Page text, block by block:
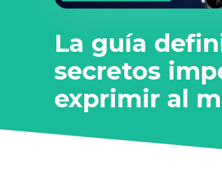
La guía
secretos
exprimir al